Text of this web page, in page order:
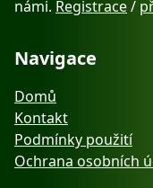
námi. Registrace/
Navigace
Domů
Kontakt
Podmínky použití
Ochrana osobních